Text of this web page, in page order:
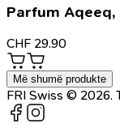
Parfum Aqeeq,
CHF 29.90
Më shumë produkte
FRI Swiss © 2026.